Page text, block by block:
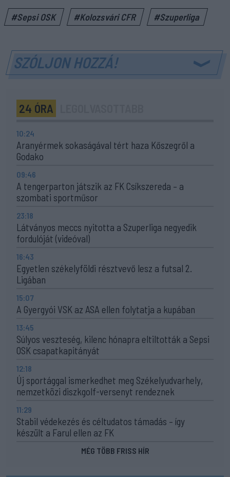
#Sepsi OSK #Kolozsvári CFR #Szuperliga
SZÓLJON HOZZÁ!
24 ÓRA
10:24
Aranyérmek sokaságával tért haza Kőszegről a
Godako
09:46
A tengerparton játszik az FK Csíkszereda – a
szombati sportműsor
23:18
Látványos meccs nyitotta a Szuperliga negyedik
fordulóját (videóval)
16:43
Egyetlen székelyföldi résztvevő lesz a futsal 2.
Ligában
15:07
A Gyergyói VSK az ASA ellen folytatja a kupában
13:45
Súlyos veszteség, kilenc hónapra eltiltották a Sepsi
OSK csapatkapitányát
12:18
Új sportággal ismerkedhet meg Székelyudvarhely,
nemzetközi diszkgolf-versenyt rendeznek
11:29
Stabil védekezés és céltudatos támadás – így
készült a Farul ellen az FK
MÉG TÖBB FRISS HÍR